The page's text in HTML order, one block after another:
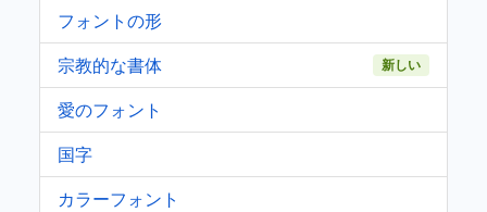
フォントの形
宗教的な書体
新しい
愛のフォント
国字
カラーフォント